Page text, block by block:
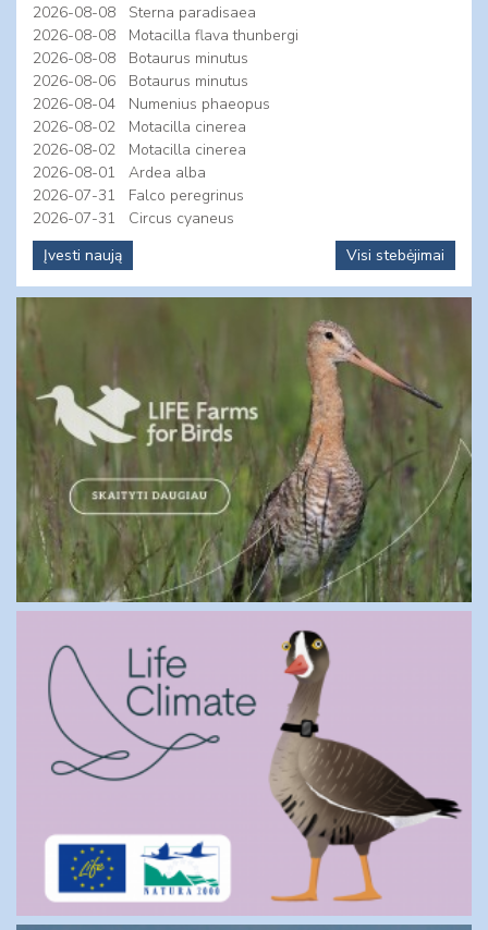
2026-08-08
Sterna paradisaea
2026-08-08
Motacilla flava thunbergi
2026-08-08
Botaurus minutus
2026-08-06
Botaurus minutus
2026-08-04
Numenius phaeopus
2026-08-02
Motacilla cinerea
2026-08-02
Motacilla cinerea
2026-08-01
Ardea alba
2026-07-31
Falco peregrinus
2026-07-31
Circus cyaneus
Įvesti naują
Visi stebėjimai